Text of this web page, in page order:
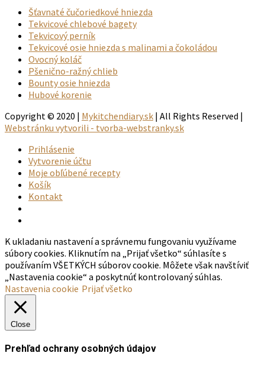
Šťavnaté čučoriedkové hniezda
Tekvicové chlebové bagety
Tekvicový perník
Tekvicové osie hniezda s malinami a čokoládou
Ovocný koláč
Pšenično-ražný chlieb
Bounty osie hniezda
Hubové korenie
Copyright © 2020 | Mykitchendiary.sk | All Rights Reserved |
Webstránku vytvorili - tvorba-webstranky.sk
Prihlásenie
Vytvorenie účtu
Moje obľúbené recepty
Košík
Kontakt
K ukladaniu nastavení a správnemu fungovaniu využívame
súbory cookies. Kliknutím na „Prijať všetko“ súhlasíte s
používaním VŠETKÝCH súborov cookie. Môžete však navštíviť
„Nastavenia cookie“ a poskytnúť kontrolovaný súhlas.
Nastavenia cookie Prijať všetko
Close
Prehľad ochrany osobných údajov